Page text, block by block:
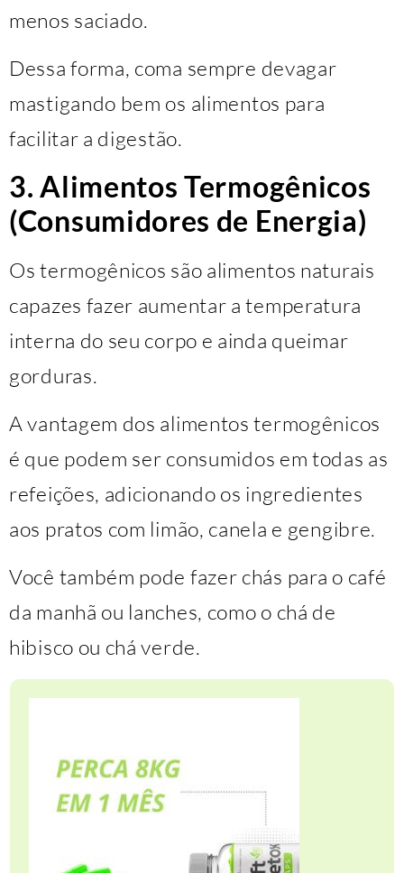
menos saciado.
Dessa forma, coma sempre devagar
mastigando bem os alimentos para
facilitar a digestão.
3. Alimentos Termogênicos
(Consumidores de Energia)
Os termogênicos são alimentos naturais
capazes fazer aumentar a temperatura
interna do seu corpo e ainda queimar
gorduras.
A vantagem dos alimentos termogênicos
é que podem ser consumidos em todas as
refeições, adicionando os ingredientes
aos pratos com limão, canela e gengibre.
Você também pode fazer chás para o café
da manhã ou lanches, como o chá de
hibisco ou chá verde.